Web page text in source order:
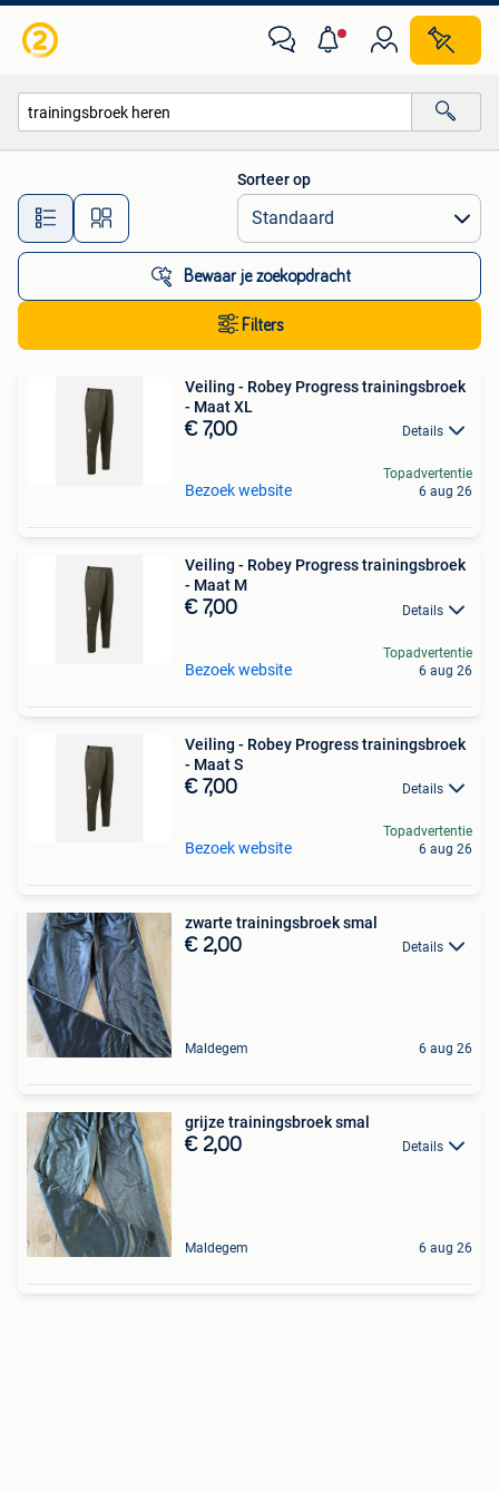
Alle afstanden…
Sorteer op
Bewaar je zoekopdracht
Filters
Veiling - Robey Progress trainingsbroek
- Maat XL
€ 7,00 Details
Bezoek website
Topadvertentie
6 aug 26
Veiling - Robey Progress trainingsbroek
- Maat M
€ 7,00 Details
Bezoek website
Topadvertentie
6 aug 26
Veiling - Robey Progress trainingsbroek
- Maat S
€ 7,00 Details
Bezoek website
Topadvertentie
6 aug 26
zwarte trainingsbroek smal
€ 2,00 Details
Maldegem 6 aug 26
grijze trainingsbroek smal
€ 2,00 Details
Maldegem 6 aug 26